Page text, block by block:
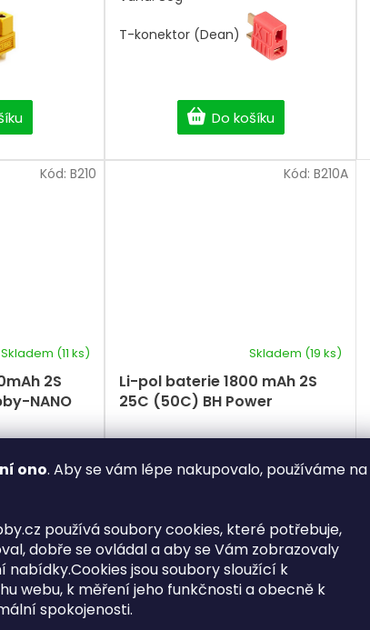
ono. Aby se vám lépe nakupovalo, používáme na
používá soubory cookies, které potřebuje,
dobře se ovládal a aby se Vám zobrazovaly
jsou soubory sloužící k
webu, k měření jeho funkčnosti a obecně k
spokojenosti.
Do košíku
T-konektor (Dean)
2S
NANO
Skladem (11 ks)
x 14,2mm
Kód: B210
Li-pol baterie 1800 mAh 2S
25C (50C) BH Power
Skladem (19 ks)
Rozměry:101 x 34,1 x 13,5mm
T-konektor (Dean)
Kód: B210A